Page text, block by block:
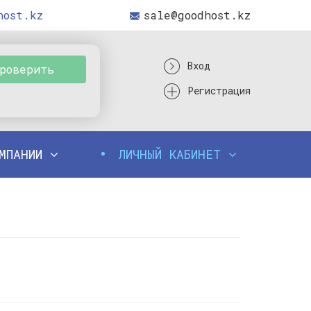
sale@goodhost.kz
Вход
Регистрация
ЛИЧНЫЙ КАБИНЕТ